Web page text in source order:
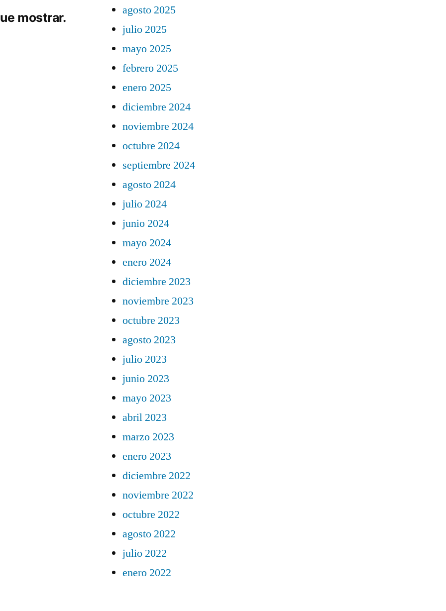
mostrar.
agosto 2025
julio 2025
mayo 2025
febrero 2025
enero 2025
diciembre 2024
noviembre 2024
octubre 2024
septiembre 2024
agosto 2024
julio 2024
junio 2024
mayo 2024
enero 2024
diciembre 2023
noviembre 2023
octubre 2023
agosto 2023
julio 2023
junio 2023
mayo 2023
abril 2023
marzo 2023
enero 2023
diciembre 2022
noviembre 2022
octubre 2022
agosto 2022
julio 2022
enero 2022